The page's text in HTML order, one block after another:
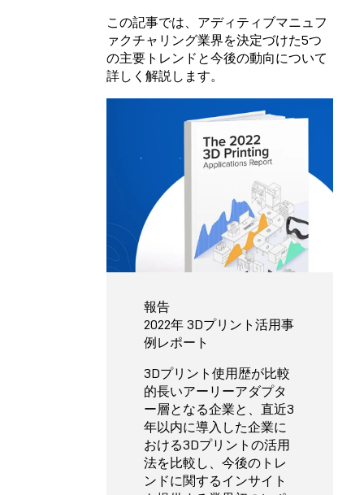
この記事では、アディティブマニュフ
ァクチャリング業界を決定づけた5つ
の主要トレンドと今後の動向について
詳しく解説します。
報告
2022年 3Dプリント活用事
例レポート
3Dプリント使用歴が比較
的長いアーリーアダプタ
ー層となる企業と、直近3
年以内に導入した企業に
おける3Dプリントの活用
法を比較し、今後のトレ
ンドに関するインサイト